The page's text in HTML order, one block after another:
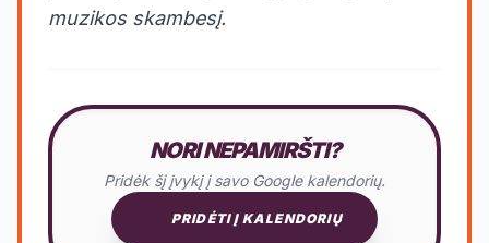
muzikos skambesį.
NORI NEPAMIRŠTI?
Pridėk šį įvykį į savo Google kalendorių.
PRIDĖTI Į KALENDORIŲ